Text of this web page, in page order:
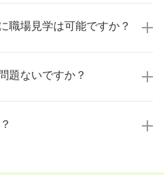
研修制度など、どんな小さ
職場見学は可能ですか？
。実際の職場環境や働く人
安心してご判断いただけま
題ないですか？
します。「転職を考え始め
ればいいか分からない」とい
様によってはWEB面接を導入